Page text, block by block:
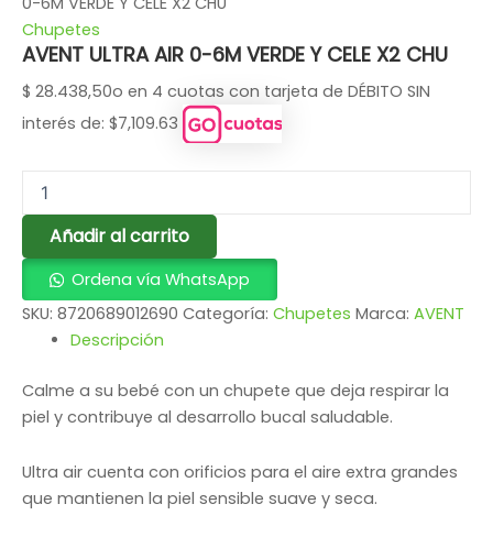
Chupetes
AVENT ULTRA AIR 0-6M VERDE Y CELE X2 CHU
$ 28.438,50o en 4 cuotas con tarjeta de DÉBITO SIN
interés de: $7,109.63
Añadir al carrito
Ordena vía WhatsApp
SKU: 8720689012690 Categoría: Chupetes Marca: AVENT
Descripción
Calme a su bebé con un chupete que deja respirar la
piel y contribuye al desarrollo bucal saludable.
Ultra air cuenta con orificios para el aire extra grandes
que mantienen la piel sensible suave y seca.